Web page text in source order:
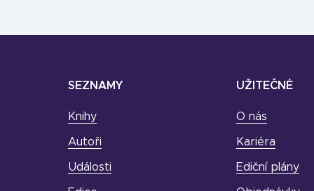
SEZNAMY
Knihy
Autoři
Události
UŽITEČNÉ
O nás
Kariéra
Ediční plány